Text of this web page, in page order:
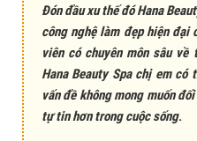
Đón đầu xu thế đó Hana
công nghệ làm đẹp hiện đại
viên có chuyên môn sâu
Hana Beauty Spa chị em
vấn đề không mong muốn
tự tin hơn trong cuộc sống.